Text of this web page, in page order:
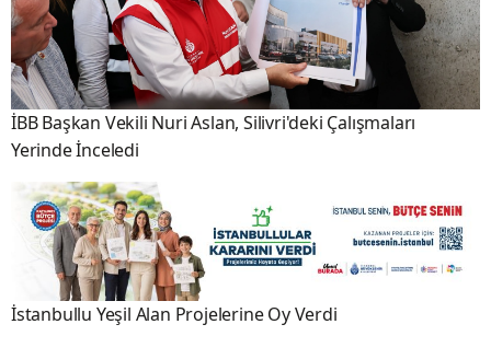
İBB Başkan Vekili Nuri Aslan, Silivri'deki Çalışmaları
Yerinde İnceledi
İstanbullu Yeşil Alan Projelerine Oy Verdi